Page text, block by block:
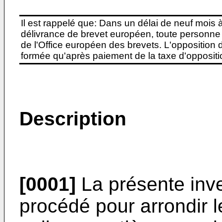
Il est rappelé que: Dans un délai de neuf
délivrance de brevet européen, toute
de l'Office européen des brevets. L'opposition
formée qu'après paiement de la taxe
Description
[0001] La présente
procédé pour arrondir